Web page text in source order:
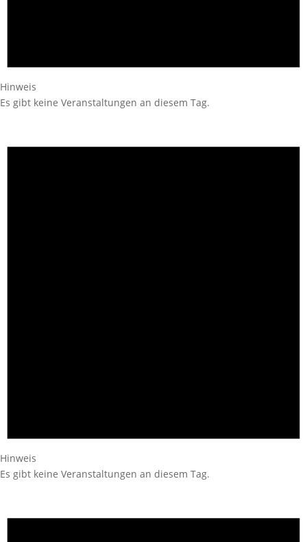
Hinweis
Es gibt keine Veranstaltungen an diesem Tag.
Hinweis
Es gibt keine Veranstaltungen an diesem Tag.